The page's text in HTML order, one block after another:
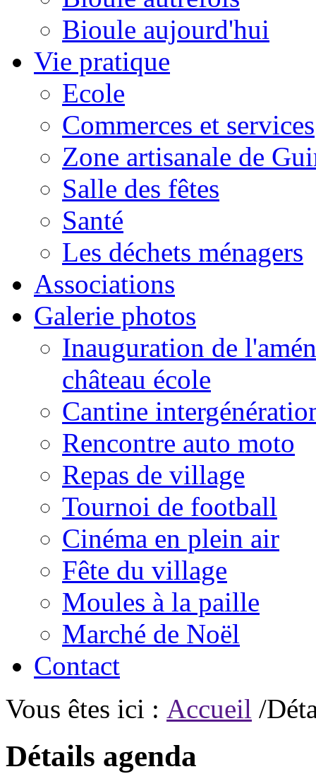
Bioule aujourd'hui
Vie pratique
Ecole
Commerces et services
Zone artisanale de
Salle des fêtes
Santé
Les déchets ménagers
Associations
Galerie photos
Inauguration de
château école
Cantine
Rencontre auto moto
Repas de village
Tournoi de football
Cinéma en plein air
Fête du village
Moules à la paille
Marché de Noël
Contact
Vous êtes ici : Accueil /
Détails agenda